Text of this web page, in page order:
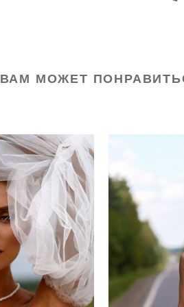
ВАМ МОЖЕТ